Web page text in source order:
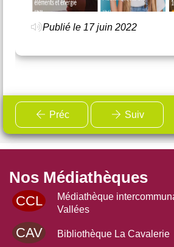
Publié le 17 juin 2022
Préc Suiv
Nos Médiathèques
CCL
Médiathèque
Vallées
CAV Bibliothèque La Cavalerie